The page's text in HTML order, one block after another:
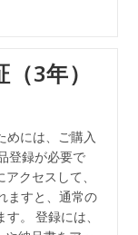
3年）
めには、ご購入
登録が必要で
クセスして、
ますと、通常の
。 登録には、